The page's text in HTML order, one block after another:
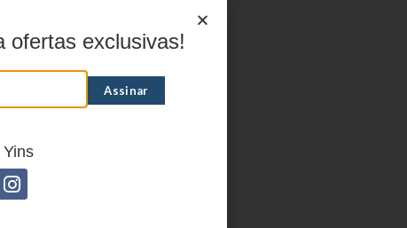
ofertas exclusivas!